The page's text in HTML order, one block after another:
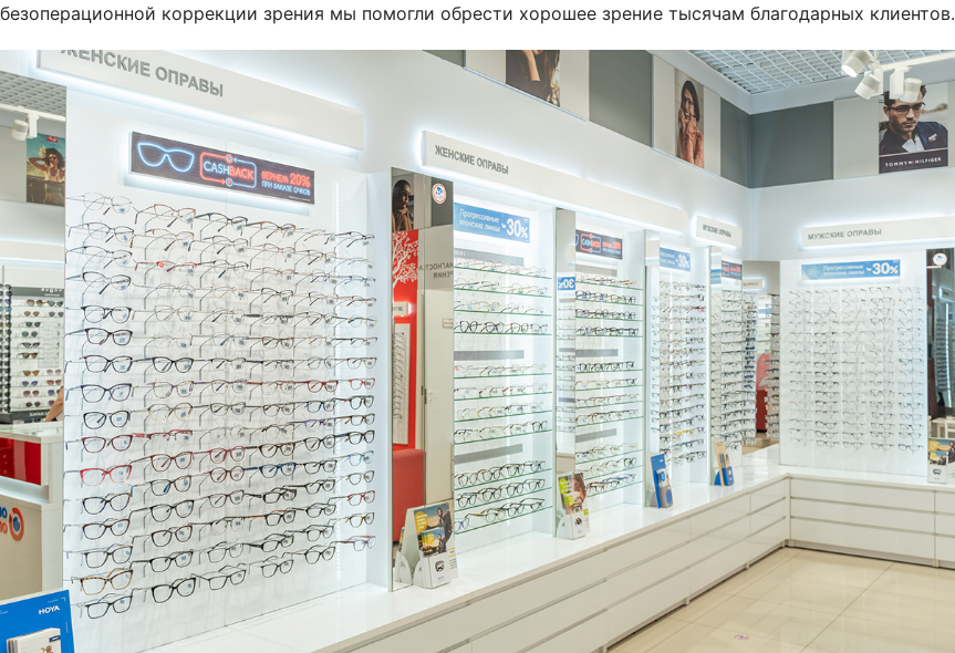
безоперационной коррекции зрения мы помогли обрести хорошее зрение тысячам благодарных клиентов.